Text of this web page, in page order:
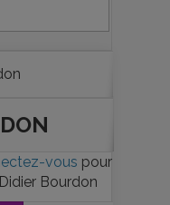
vous pour
Bourdon